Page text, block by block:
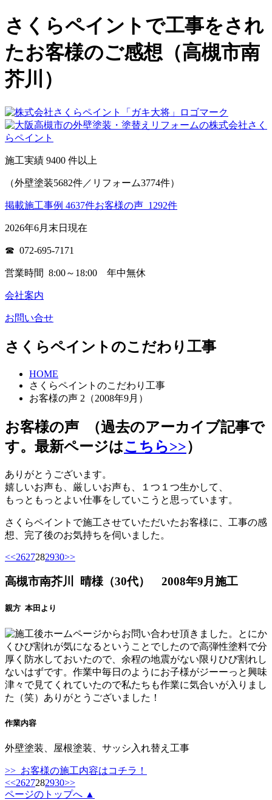
さくらペイントで工事をされ
たお客様のご感想（高槻市南
芥川）
施工実績 9400 件以上
（外壁塗装5682件／リフォーム3774件）
掲載施工事例 4637件お客様の声 1292件
2026年6月末日現在
☎ 072-695-7171
営業時間 8:00～18:00 年中無休
会社案内
お問い合せ
さくらペイントのこだわり工事
HOME
さくらペイントのこだわり工事
お客様の声 2（2008年9月）
お客様の声 （過去のアーカイブ記事で
す。最新ページはこちら>>）
ありがとうございます。
嬉しいお声も、厳しいお声も、１つ１つ生かして、
もっともっとよい仕事をしていこうと思っています。
さくらペイントで施工させていただいたお客様に、工事の感
想、完了後のお気持ちを伺いました。
<<2627282930>>
高槻市南芥川 晴様（30代） 2008年9月施工
親方 本田より
ホームページからお問い合わせ頂きました。とにか
くひび割れが気になるということでしたので高弾性塗料で分
厚く防水しておいたので、余程の地震がない限りひび割れし
ないはずです。作業中毎日のようにお子様がジーーっと興味
津々で見てくれていたので私たちも作業に気合いが入りまし
た（笑）ありがとうございました！
作業内容
外壁塗装、屋根塗装、サッシ入れ替え工事
>> お客様の施工内容はコチラ！
<<2627282930>>
ページのトップへ ▲